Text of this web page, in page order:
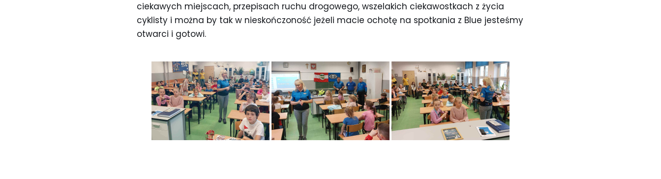
ciekawych miejscach, przepisach ruchu drogowego, wszelakich ciekawostkach z życia
cyklisty i można by tak w nieskończoność jeżeli macie ochotę na spotkania z Blue jesteśmy
otwarci i gotowi.